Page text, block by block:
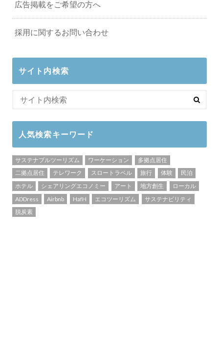
広告掲載をご希望の方へ
採用に関するお問い合わせ
サイト内検索
人気検索キーワード
サステナブルツーリズム ワーケーション
多拠点居住
二拠点居住
テレワーク スロートラベル 旅行 体験
民泊
ホテル
シェアリングエコノミー アート 地方創生
ローカル
ADDress
Airbnb HafH エコツーリズム
サステナビリティ
脱炭素